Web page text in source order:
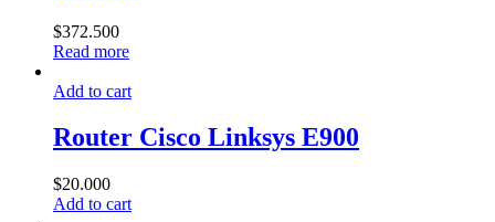
$372.500
Read more
Add to cart
Router Cisco Linksys E900
$20.000
Add to cart